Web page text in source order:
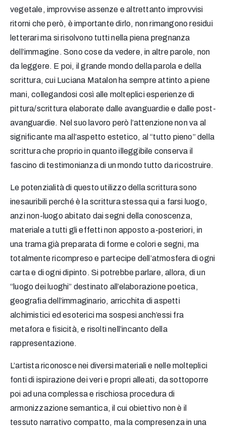
vegetale, improvvise assenze e altrettanto improvvisi
ritorni che però, è importante dirlo, non rimangono residui
letterari ma si risolvono tutti nella piena pregnanza
dell’immagine. Sono cose da vedere, in altre parole, non
da leggere. E poi, il grande mondo della parola e della
scrittura, cui Luciana Matalon ha sempre attinto a piene
mani, collegandosi così alle molteplici esperienze di
pittura/scrittura elaborate dalle avanguardie e dalle post-
avanguardie. Nel suo lavoro però l’attenzione non va al
significante ma all’aspetto estetico, al “tutto pieno” della
scrittura che proprio in quanto illeggibile conserva il
fascino di testimonianza di un mondo tutto da ricostruire.
Le potenzialità di questo utilizzo della scrittura sono
inesauribili perché è la scrittura stessa qui a farsi luogo,
anzi non-luogo abitato dai segni della conoscenza,
materiale a tutti gli effetti non apposto a-posteriori, in
una trama già preparata di forme e colori e segni, ma
totalmente ricompreso e partecipe dell’atmosfera di ogni
carta e di ogni dipinto. Si potrebbe parlare, allora, di un
“luogo dei luoghi” destinato all’elaborazione poetica,
geografia dell’immaginario, arricchita di aspetti
alchimistici ed esoterici ma sospesi anch’essi fra
metafora e fisicità, e risolti nell’incanto della
rappresentazione.
L’artista riconosce nei diversi materiali e nelle molteplici
fonti di ispirazione dei veri e propri alleati, da sottoporre
poi ad una complessa e rischiosa procedura di
armonizzazione semantica, il cui obiettivo non è il
tessuto narrativo compatto, ma la compresenza in una